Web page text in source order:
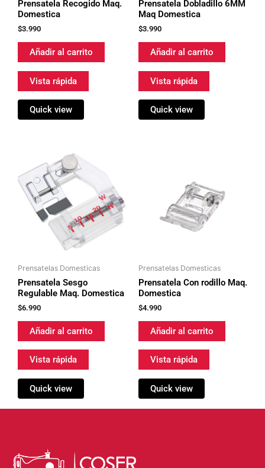
Prensatela Recogido Maq.
Domestica
$3.990
Añadir al carrito
Vista rápida
Quick view
Prensatela Dobladillo 6MM
Maq Domestica
$3.990
Añadir al carrito
Vista rápida
Quick view
Prensatelas Domesticas
Prensatela Sesgo
Regulable Maq. Domestica
$6.990
Añadir al carrito
Vista rápida
Quick view
Prensatelas Domesticas
Prensatela Con rodillo Maq.
Domestica
$4.990
Añadir al carrito
Vista rápida
Quick view